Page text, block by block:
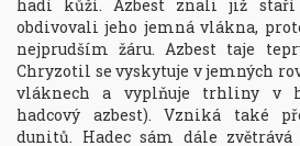
hadí kůží. Azbest znali již staří
obdivovali jeho jemná vlákna,
nejprudším žáru. Azbest taje
Chryzotil se vyskytuje v jemných
vláknech a vyplňuje trhliny v
hadcový azbest). Vzniká také
dunitů. Hadec sám dále